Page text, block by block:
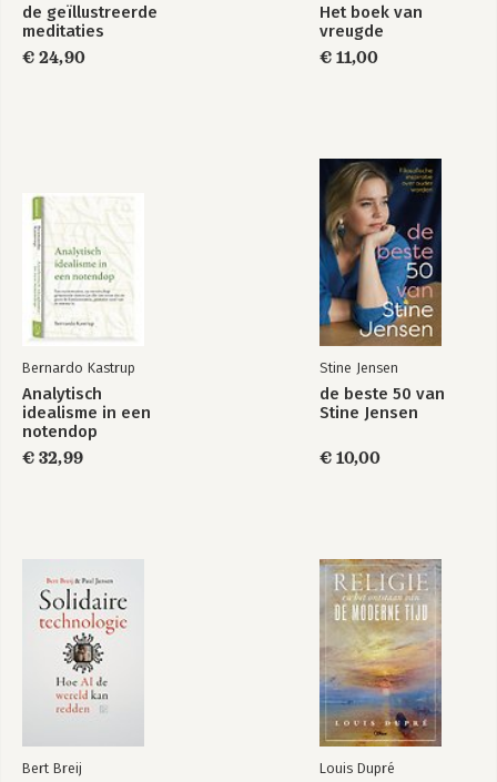
de geïllustreerde
meditaties
€ 24,90
Het boek van
vreugde
€ 11,00
Bernardo Kastrup
Analytisch
idealisme in een
notendop
€ 32,99
Stine Jensen
de beste 50 van
Stine Jensen
€ 10,00
Bert Breij Louis Dupré